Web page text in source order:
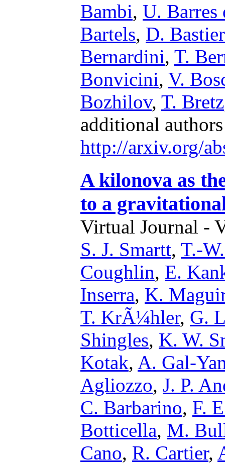
Bambi, U. Barres
Bartels, D.
Bernardini, T.
Bonvicini, V.
Bozhilov, T. Bretz
additional
http://arxiv.org/
A kilonova as
to a
Virtual Journal -
S. J. Smartt, T.-
Coughlin, E.
Inserra, K.
T. KrÃ¼hler, G.
Shingles, K. W.
Kotak, A. Gal-
Agliozzo, J. P.
C. Barbarino, F.
Botticella, M.
Cano, R. Cartier,